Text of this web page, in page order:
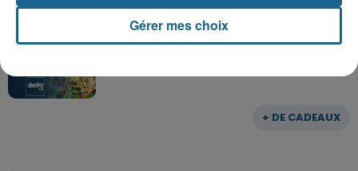
+ DE CADEAUX
Gagnez vos entrées pour Plopsaland
Gérer mes choix